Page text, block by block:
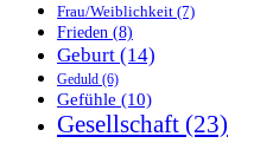
Frau/Weiblichkeit (7)
Frieden (8)
Geburt (14)
Geduld (6)
Gefühle (10)
Gesellschaft (23)